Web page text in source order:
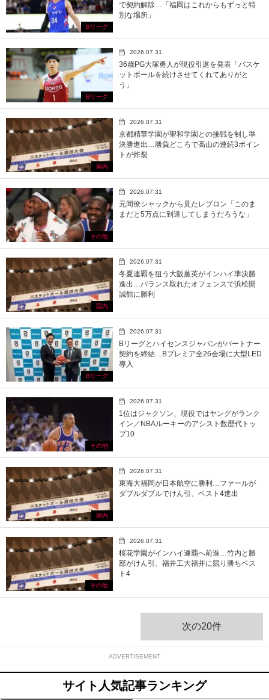
Bリーグ
で契約解除…「福岡はこれからもずっと特
別な場所」
Bリーグ
2026.07.31
36歳PG大塚勇人が現役引退を発表「バスケ
ットボールを続けさせてくれてありがと
う」
国内
2026.07.31
京都精華学園が聖和学園との接戦を制し準
決勝進出…勝負どころで高山の連続3ポイン
トが炸裂
その他
2026.07.31
元同僚シャックから見たレブロン「このま
まだと5万点に到達してしまうだろうな」
国内
2026.07.31
冬夏連覇を狙う大阪薫英がインハイ準決勝
進出…バランス取れたオフェンスで浜松開
誠館に勝利
Bリーグ
2026.07.31
Bリーグとハイセンスジャパンがパートナー
契約を締結…Bプレミア全26会場に大型LED
導入
その他
2026.07.31
1位はジャクソン、現役ではヤングがランク
イン／NBAルーキーのアシスト数歴代トッ
プ10
国内
2026.07.31
東海大福岡が日本航空に勝利…ファールが
ダブルダブルでけん引、ベスト4進出
その他
2026.07.31
桜花学園がインハイ連覇へ前進…竹内と勝
部がけん引、福井工大福井に競り勝ちベス
ト4
次の20件
ADVERTISEMENT
サイト人気記事ランキング